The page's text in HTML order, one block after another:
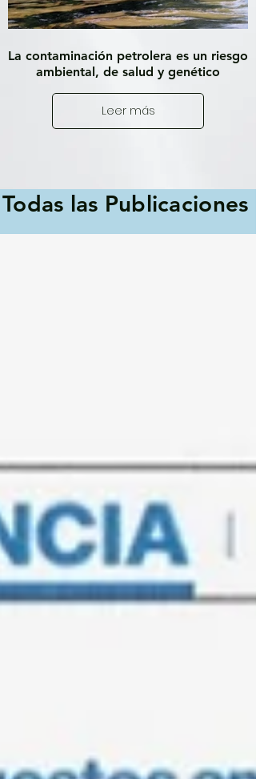
La contaminación petrolera es un riesgo
ambiental, de salud y genético
Leer más
Todas las Publicaciones